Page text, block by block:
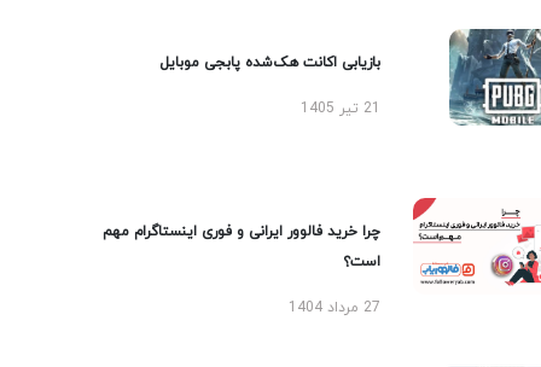
بازیابی اکانت هک‌شده پابجی موبایل
چرا خرید فالوور ایرانی و فوری اینستاگرام مهم
است؟
27 مرداد 1404